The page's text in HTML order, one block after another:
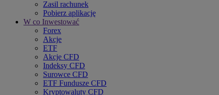
Zasil rachunek
Pobierz aplikację
W co Inwestować
Forex
Akcje
ETF
Akcje CFD
Indeksy CFD
Surowce CFD
ETF Fundusze CFD
Kryptowaluty CFD